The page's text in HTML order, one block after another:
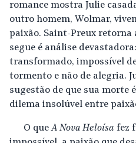
romance mostra Julie
outro homem, Wolmar,
paixão. Saint-Preux retorna
segue é análise
transformado, impossível
tormento e não de alegria.
sugestão de que sua morte
dilema insolúvel entre
O queA Nova Heloísa fez